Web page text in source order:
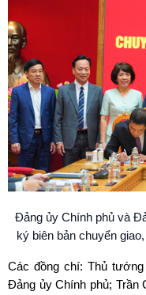
Đảng ủy Chính phủ và
ký biên bản chuyển
Các đồng chí: Thủ
Đảng ủy Chính phủ; Trần